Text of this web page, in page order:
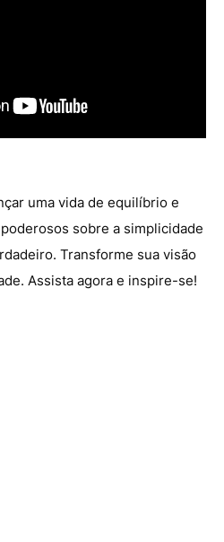
uma vida de equilíbrio e
sobre a simplicidade
Transforme sua visão
Assista agora e inspire-se!